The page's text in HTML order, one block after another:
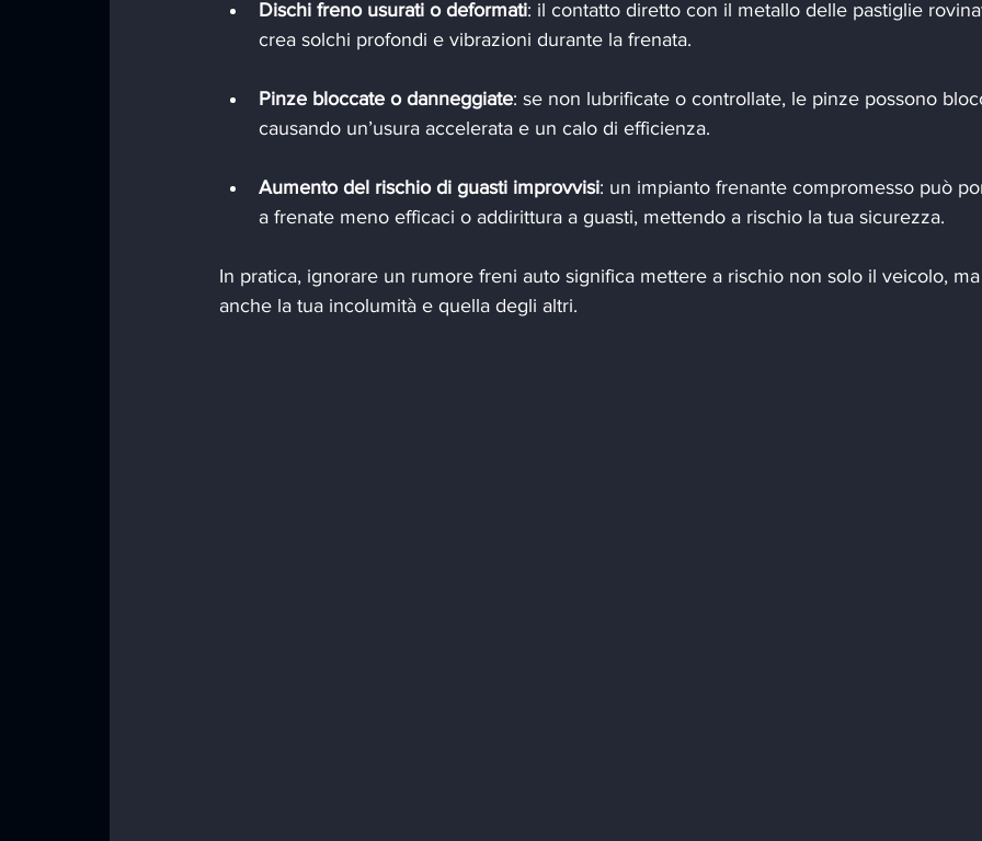
Dischi freno usurati o deformati: il contatto diretto con il metallo delle pastiglie
crea solchi profondi e vibrazioni durante la frenata.
Pinze bloccate o danneggiate: se non lubrificate o controllate, le pinze possono
causando un’usura accelerata e un calo di efficienza.
Aumento del rischio di guasti improvvisi: un impianto frenante compromesso può
a frenate meno efficaci o addirittura a guasti, mettendo a rischio la tua sicurezza.
In pratica, ignorare un rumore freni auto significa mettere a rischio non solo il veicolo,
anche la tua incolumità e quella degli altri.